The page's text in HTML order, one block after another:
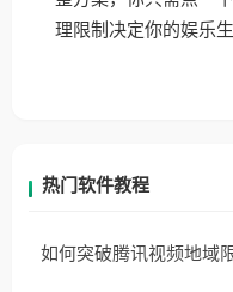
理限制决定你的娱乐
热门软件教程
如何突破腾讯视频地域